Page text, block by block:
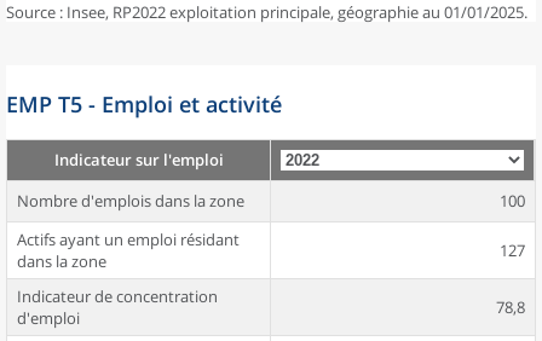
Source : Insee, RP2022 exploitation principale, géographie au 01/01/2025.
EMP T5 - Emploi et activité
Indicateur sur l'emploi
Nombre d'emplois dans la zone
100
Actifs ayant un emploi résidant
dans la zone
127
Indicateur de concentration
d'emploi
78,8